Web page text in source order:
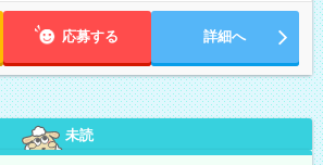
応募する 詳細へ
未読